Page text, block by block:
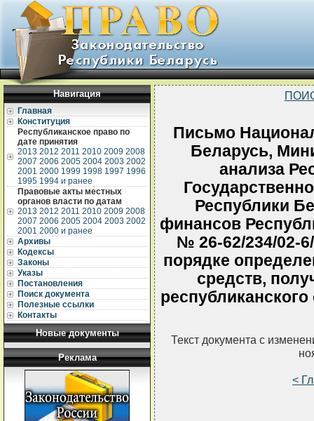
Навигация
Главная
Конституция
Республиканское право по
дате принятия
2013 2012 2011 2010 2009 2008
2007 2006 2005 2004 2003 2002
2001 2000 1999 1998 1997 1996
1995 1994 и ранее
Правовые акты местных
органов власти по датам
2013 2012 2011 2010 2009 2008
2007 2006 2005 2004 2003 2002
2001 2000 и ранее
Архивы
Кодексы
Законы
Указы
Постановления
Поиск документа
Полезные ссылки
Контакты
Новые документы
Реклама
Письмо
Беларусь,
анализа
Республики
финансов
№ 26-62/234/02-
порядке
средств,
Текст документа с
<